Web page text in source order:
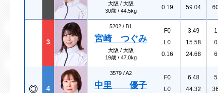
大阪 / 大阪
30歳 / 44.5kg
0.19
59.04
3
5202 / B1
宮崎 つぐみ
大阪 / 大阪
19歳 / 47.0kg
F0
L0
0.16
3.49
15.58
24.68
4
3579 /A2
中里 優子
F0
L0
6.48
44.32